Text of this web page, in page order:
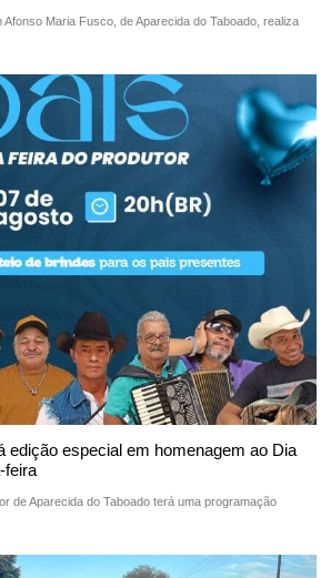
Maria Fusco, de Aparecida do Taboado, realiza
edição especial em homenagem ao Dia
feira
de Aparecida do Taboado terá uma programação